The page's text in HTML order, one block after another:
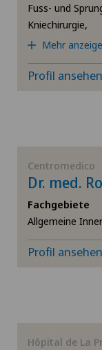
Arthrose
Ästhetische
Augenlaser-
Bellinzona
Blenio
Centre
Centre
Clinica Ars
Fuss- und
Kniechirurgie,
Mehr
Profil ansehen
Centromedico
Dr. med.
Fachgebiete
Allgemeine
Profil ansehen
Hôpital de La